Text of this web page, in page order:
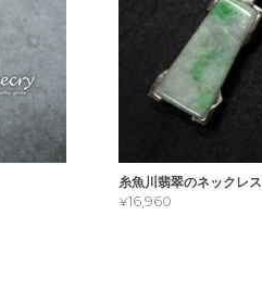
糸魚川翡翠のネックレス
¥16,960